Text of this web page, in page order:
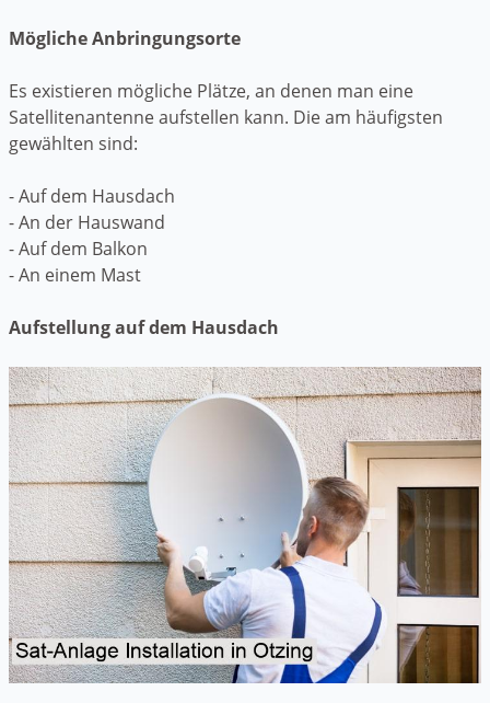
Mögliche Anbringungsorte
Es existieren mögliche Plätze, an denen man eine
Satellitenantenne aufstellen kann. Die am häufigsten
gewählten sind:
- Auf dem Hausdach
- An der Hauswand
- Auf dem Balkon
- An einem Mast
Aufstellung auf dem Hausdach